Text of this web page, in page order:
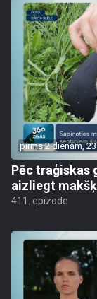
pirms 2 dienām,
Pēc traģiskas
aizliegt
411. epizode